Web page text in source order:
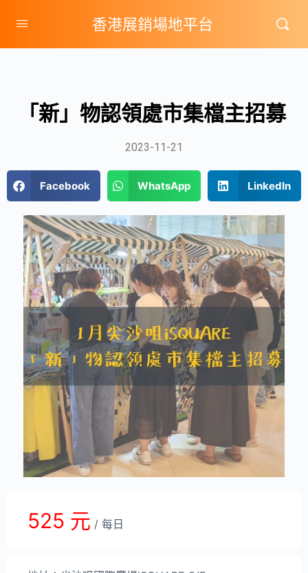
香港展銷場地平台
「新」物認領處市集檔主招募
2023-11-21
Facebook WhatsApp LinkedIn
525 元 / 每日